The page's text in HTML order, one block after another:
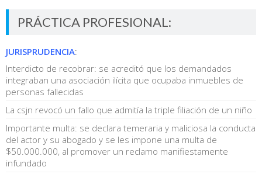
PRÁCTICA PROFESIONAL:
JURISPRUDENCIA:
Interdicto de recobrar: se acreditó que los demandados
integraban una asociación ilícita que ocupaba inmuebles de
personas fallecidas
La csjn revocó un fallo que admitía la triple filiación de un niño
Importante multa: se declara temeraria y maliciosa la conducta
del actor y su abogado y se les impone una multa de
$50.000.000, al promover un reclamo manifiestamente
infundado